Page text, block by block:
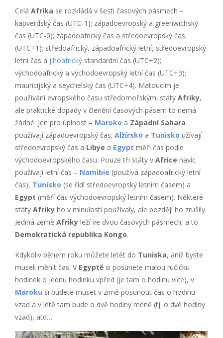
Celá Afrika se rozkládá v šesti časových pásmech –
kapverdský čas (UTC-1); západoevropský a greenwichský
čas (UTC-0); západoafrický čas a středoevropský čas
(UTC+1); středoafrický, západoafrický letní, středoevropský
letní čas a jihoafrický standardní čas (UTC+2);
východoafrický a východoevropský letní čas (UTC+3);
mauricijský a seychelský čas (UTC+4). Matoucím je
používání evropského času středomořskými státy Afriky,
ale praktické dopady v členění časových pásem to nemá
žádné. Jen pro úplnost – Maroko a Západní Sahara
používají západoevropský čas; Alžírsko a Tunisko užívají
středoevropský čas a Libye a Egypt měří čas podle
východoevropského času. Pouze tři státy v Africe navíc
používají letní čas – Namibie (používá západoafrický letní
čas), Tunisko (se řídí středoevropský letním časem) a
Egypt (měří čas východoevropský letním časem). Některé
státy Afriky ho v minulosti používaly, ale později ho zrušily.
Jediná země Afriky leží ve dvou časových pásmech, a to
Demokratická republika Kongo.
Kdykoliv během roku můžete letět do Tuniska, aniž byste
museli měnit čas. V Egyptě si posunete malou ručičku
hodinek o jednu hodinku vpřed (je tam o hodinu více), v
Maroku si budete muset v zimě posunout čas o hodinu
vzad a v létě tam bude o dvě hodiny méně (tj. o dvě hodiny
vzad), atd…